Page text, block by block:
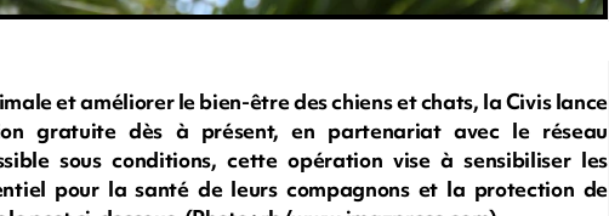
et améliorer le bien-être des chiens et chats, la Civis lance
gratuite dès à présent, en partenariat avec le réseau
sous conditions, cette opération vise à sensibiliser les
pour la santé de leurs compagnons et la protection de